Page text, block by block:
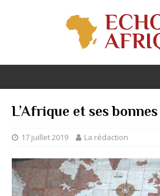
L’Afrique et ses
17 juillet 2019 La rédaction